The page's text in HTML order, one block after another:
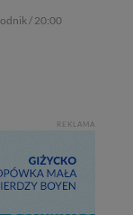
/ 20:00
REKLAMA